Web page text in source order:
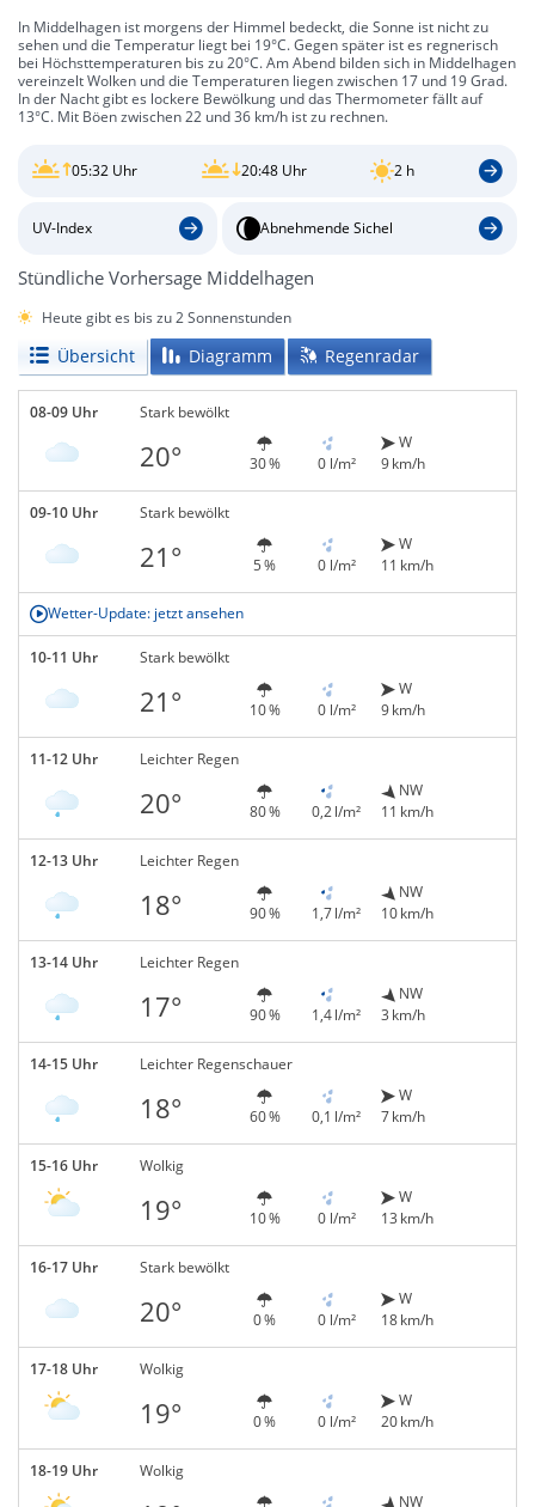
In Middelhagen ist morgens der Himmel bedeckt, die Sonne ist nicht zu
sehen und die Temperatur liegt bei 19°C. Gegen später ist es regnerisch
bei Höchsttemperaturen bis zu 20°C. Am Abend bilden sich in Middelhagen
vereinzelt Wolken und die Temperaturen liegen zwischen 17 und 19 Grad.
In der Nacht gibt es lockere Bewölkung und das Thermometer fällt auf
13°C. Mit Böen zwischen 22 und 36 km/h ist zu rechnen.
05:32 Uhr 20:48 Uhr 2 h
UV-Index Abnehmende Sichel
Stündliche Vorhersage Middelhagen
Heute gibt es bis zu 2 Sonnenstunden
Übersicht Diagramm Regenradar
08-09 Uhr Stark bewölkt
20° 30 % 0 l/m²
W
9 km/h
09-10 Uhr Stark bewölkt
21° 5 % 0 l/m²
W
11 km/h
Wetter-Update: jetzt ansehen
10-11 Uhr Stark bewölkt
21° 10 % 0 l/m²
W
9 km/h
11-12 Uhr Leichter Regen
20° 80 % 0,2 l/m²
NW
11 km/h
12-13 Uhr Leichter Regen
18° 90 % 1,7 l/m²
NW
10 km/h
13-14 Uhr Leichter Regen
17° 90 % 1,4 l/m²
NW
3 km/h
14-15 Uhr Leichter Regenschauer
18° 60 % 0,1 l/m²
W
7 km/h
15-16 Uhr Wolkig
19° 10 % 0 l/m²
W
13 km/h
16-17 Uhr Stark bewölkt
20° 0 % 0 l/m²
W
18 km/h
17-18 Uhr Wolkig
19° 0 % 0 l/m²
W
20 km/h
18-19 Uhr Wolkig
NW